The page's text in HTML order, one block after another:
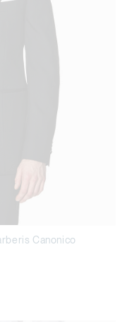
Canonico